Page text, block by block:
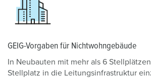
GEIG-Vorgaben für Nichtwohngebäude
In Neubauten mit mehr als 6
Stellplatz in die Leitungsinfrastruktur